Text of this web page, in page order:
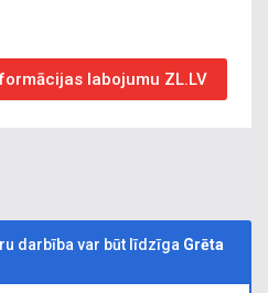
labojumu ZL.LV
darbība var būt līdzīga Grēta